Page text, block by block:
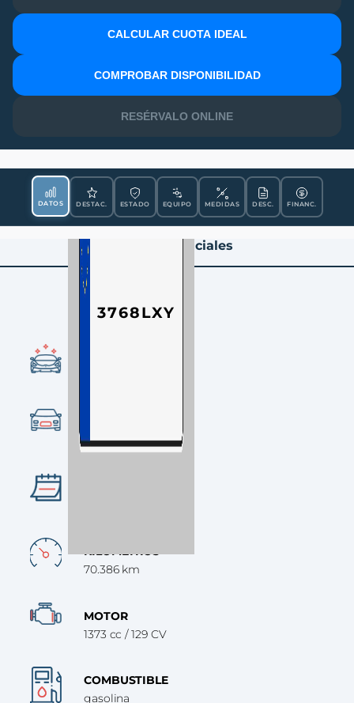
CALCULAR CUOTA IDEAL
COMPROBAR DISPONIBILIDAD
RESÉRVALO ONLINE
DATOS DESTAC. ESTADO EQUIPO MEDIDAS DESC. FINANC.
Datos Esenciales
3768LXY
SUV
KILÓMETROS
70.386 km
MOTOR
1373 cc / 129 CV
COMBUSTIBLE
gasolina